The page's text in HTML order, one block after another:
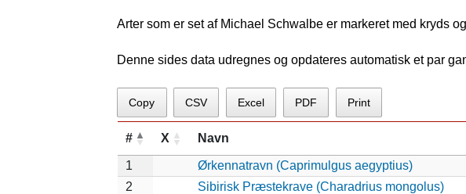
Arter som er set af Michael Schwalbe er markeret med kryds
Denne sides data udregnes og opdateres automatisk et par
Copy CSV Excel PDF Print
# X Navn
1 Ørkennatravn (Caprimulgus aegyptius)
2
Sibirisk Præstekrave (Charadrius mongolus)